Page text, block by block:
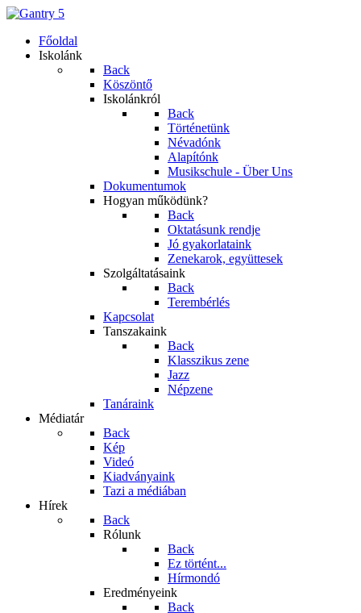
Főoldal
Iskolánk
Back
Köszöntő
Iskolánkról
Back
Történetünk
Névadónk
Alapítónk
Musikschule - Über Uns
Dokumentumok
Hogyan működünk?
Back
Oktatásunk rendje
Jó gyakorlataink
Zenekarok, együttesek
Szolgáltatásaink
Back
Terembérlés
Kapcsolat
Tanszakaink
Back
Klasszikus zene
Jazz
Népzene
Tanáraink
Médiatár
Back
Kép
Videó
Kiadványaink
Tazi a médiában
Hírek
Back
Rólunk
Back
Ez történt...
Hírmondó
Eredményeink
Back